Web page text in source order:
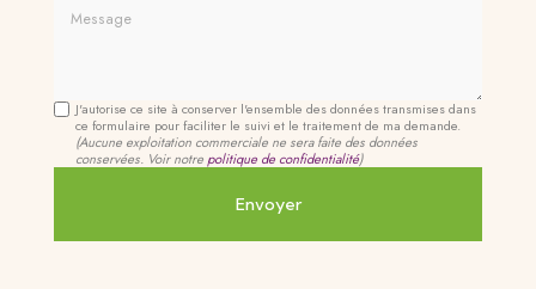
J'autorise ce site à conserver l'ensemble des données transmises dans
ce formulaire pour faciliter le suivi et le traitement de ma demande.
(Aucune exploitation commerciale ne sera faite des données
conservées. Voir notre politique de confidentialité)